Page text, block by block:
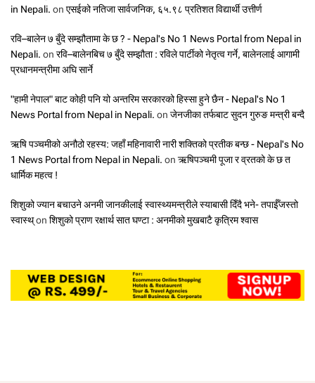
in Nepali. on एसईको नतिजा सार्वजनिक, ६५.९८ प्रतिशत विद्यार्थी उत्तीर्ण
रवि–बालेन ७ बुँदे सम्झौतामा के छ ? - Nepal's No 1 News Portal from Nepal in
Nepali. on रवि–बालेनबिच ७ बुँदे सम्झौता : रविले पार्टीको नेतृत्व गर्ने, बालेनलाई आगामी
प्रधानमन्त्रीमा अघि सार्ने
"हामी नेपाल" बाट कोही पनि यो अन्तरिम सरकारको हिस्सा हुने छैन - Nepal's No 1
News Portal from Nepal in Nepali. on जेनजीका तर्फबाट सुदन गुरुङ मन्त्री बन्दै
ऋषि पञ्चमीको अनौठो रहस्य: जहाँ महिनावारी नारी शक्तिको प्रतीक बन्छ - Nepal's No
1 News Portal from Nepal in Nepali. on ऋषिपञ्चमी पूजा र व्रतको के छ त
धार्मिक महत्व !
शिशुको ज्यान बचाउने अनमी जानकीलाई स्वास्थ्यमन्त्रीले स्याबासी दिँदै भने- तपाईँजस्तो
स्वास्थ्on शिशुको प्राण रक्षार्थ सात घण्टा : अनमीको मुखबाटै कृत्रिम श्वास